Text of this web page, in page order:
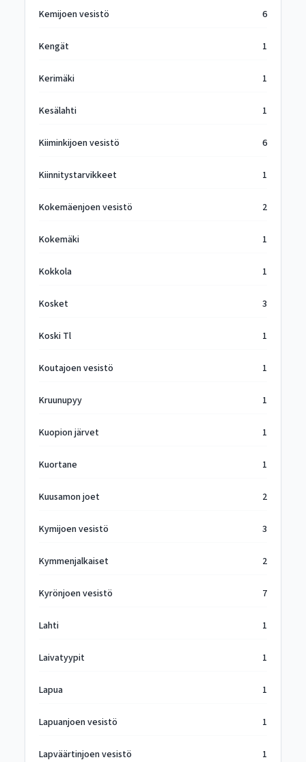
Kemijoen vesistö 6
Kengät 1
Kerimäki 1
Kesälahti 1
Kiiminkijoen vesistö 6
Kiinnitystarvikkeet 1
Kokemäenjoen vesistö 2
Kokemäki 1
Kokkola 1
Kosket 3
Koski Tl 1
Koutajoen vesistö 1
Kruunupyy 1
Kuopion järvet 1
Kuortane 1
Kuusamon joet 2
Kymijoen vesistö 3
Kymmenjalkaiset 2
Kyrönjoen vesistö 7
Lahti 1
Laivatyypit 1
Lapua 1
Lapuanjoen vesistö 1
Lapväärtinjoen vesistö 1